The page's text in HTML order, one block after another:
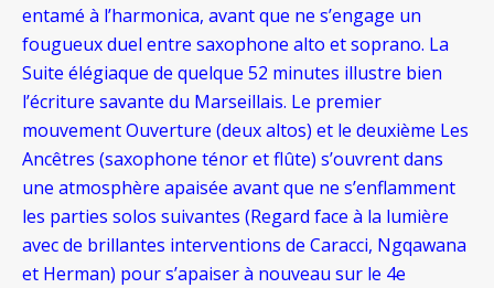
entamé à l’harmonica, avant que ne s’engage un
fougueux duel entre saxophone alto et soprano. La
Suite élégiaque de quelque 52 minutes illustre bien
l’écriture savante du Marseillais. Le premier
mouvement Ouverture (deux altos) et le deuxième Les
Ancêtres (saxophone ténor et flûte) s’ouvrent dans
une atmosphère apaisée avant que ne s’enflamment
les parties solos suivantes (Regard face à la lumière
avec de brillantes interventions de Caracci, Ngqawana
et Herman) pour s’apaiser à nouveau sur le 4e